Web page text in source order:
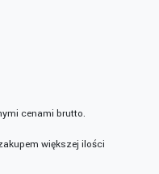
cenami brutto.
większej ilości